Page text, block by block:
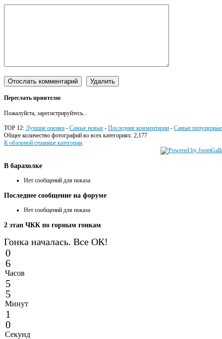
Переслать приятелю
Пожалуйста, зарегистрируйтесь...
TOP 12: Лучшие оценки - Самые новые - Последние комментарии - Самые популярные
Общее количество фотографий во всех категориях: 2,177
К обзорной странице категории
В барахолке
Нет сообщений для показа
Последнее сообщение на форуме
Нет сообщений для показа
2 этап ЧКК по горным гонкам
Гонка началась. Все ОК!
0
6
Часов
5
5
Минут
1
0
Секунд